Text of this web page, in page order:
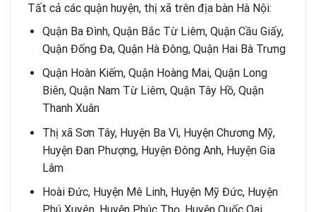
Tất cả các quận huyện, thị xã trên địa bàn Hà Nội:
Quận Ba Đình, Quận Bắc Từ Liêm, Quận Cầu Giấy,
Quận Đống Đa, Quận Hà Đông, Quận Hai Bà Trưng
Quận Hoàn Kiếm, Quận Hoàng Mai, Quận Long
Biên, Quận Nam Từ Liêm, Quận Tây Hồ, Quận
Thanh Xuân
Thị xã Sơn Tây, Huyện Ba Vì, Huyện Chương Mỹ,
Huyện Đan Phượng, Huyện Đông Anh, Huyện Gia
Lâm
Hoài Đức, Huyện Mê Linh, Huyện Mỹ Đức, Huyện